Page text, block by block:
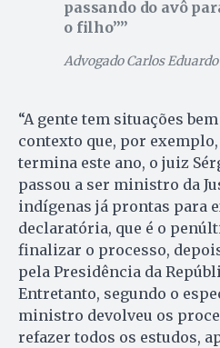
passando do avô
o filho”
Advogado Carlos
“A gente tem situações
contexto que, por
termina este ano, o juiz
passou a ser ministro da
indígenas já prontas para
declaratória, que é o
finalizar o processo,
pela Presidência da
Entretanto, segundo o
ministro devolveu os
refazer todos os estudos,